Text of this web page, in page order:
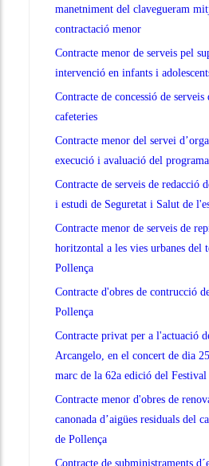
manetniment del clavegueram
contractació menor
Contracte menor de serveis pel
intervenció en infants i
Contracte de concessió de
cafeteries
Contracte menor del servei
execució i avaluació del
Contracte de serveis de redacció
i estudi de Seguretat i Salut de
Contracte menor de serveis de
horitzontal a les vies urbanes del
Pollença
Contracte d'obres de contrucció
Pollença
Contracte privat per a l'actuació
Arcangelo, en el concert de dia
marc de la 62a edició del
Contracte menor d'obres de
canonada d’aigües residuals del
de Pollença
Contracte de subministraments